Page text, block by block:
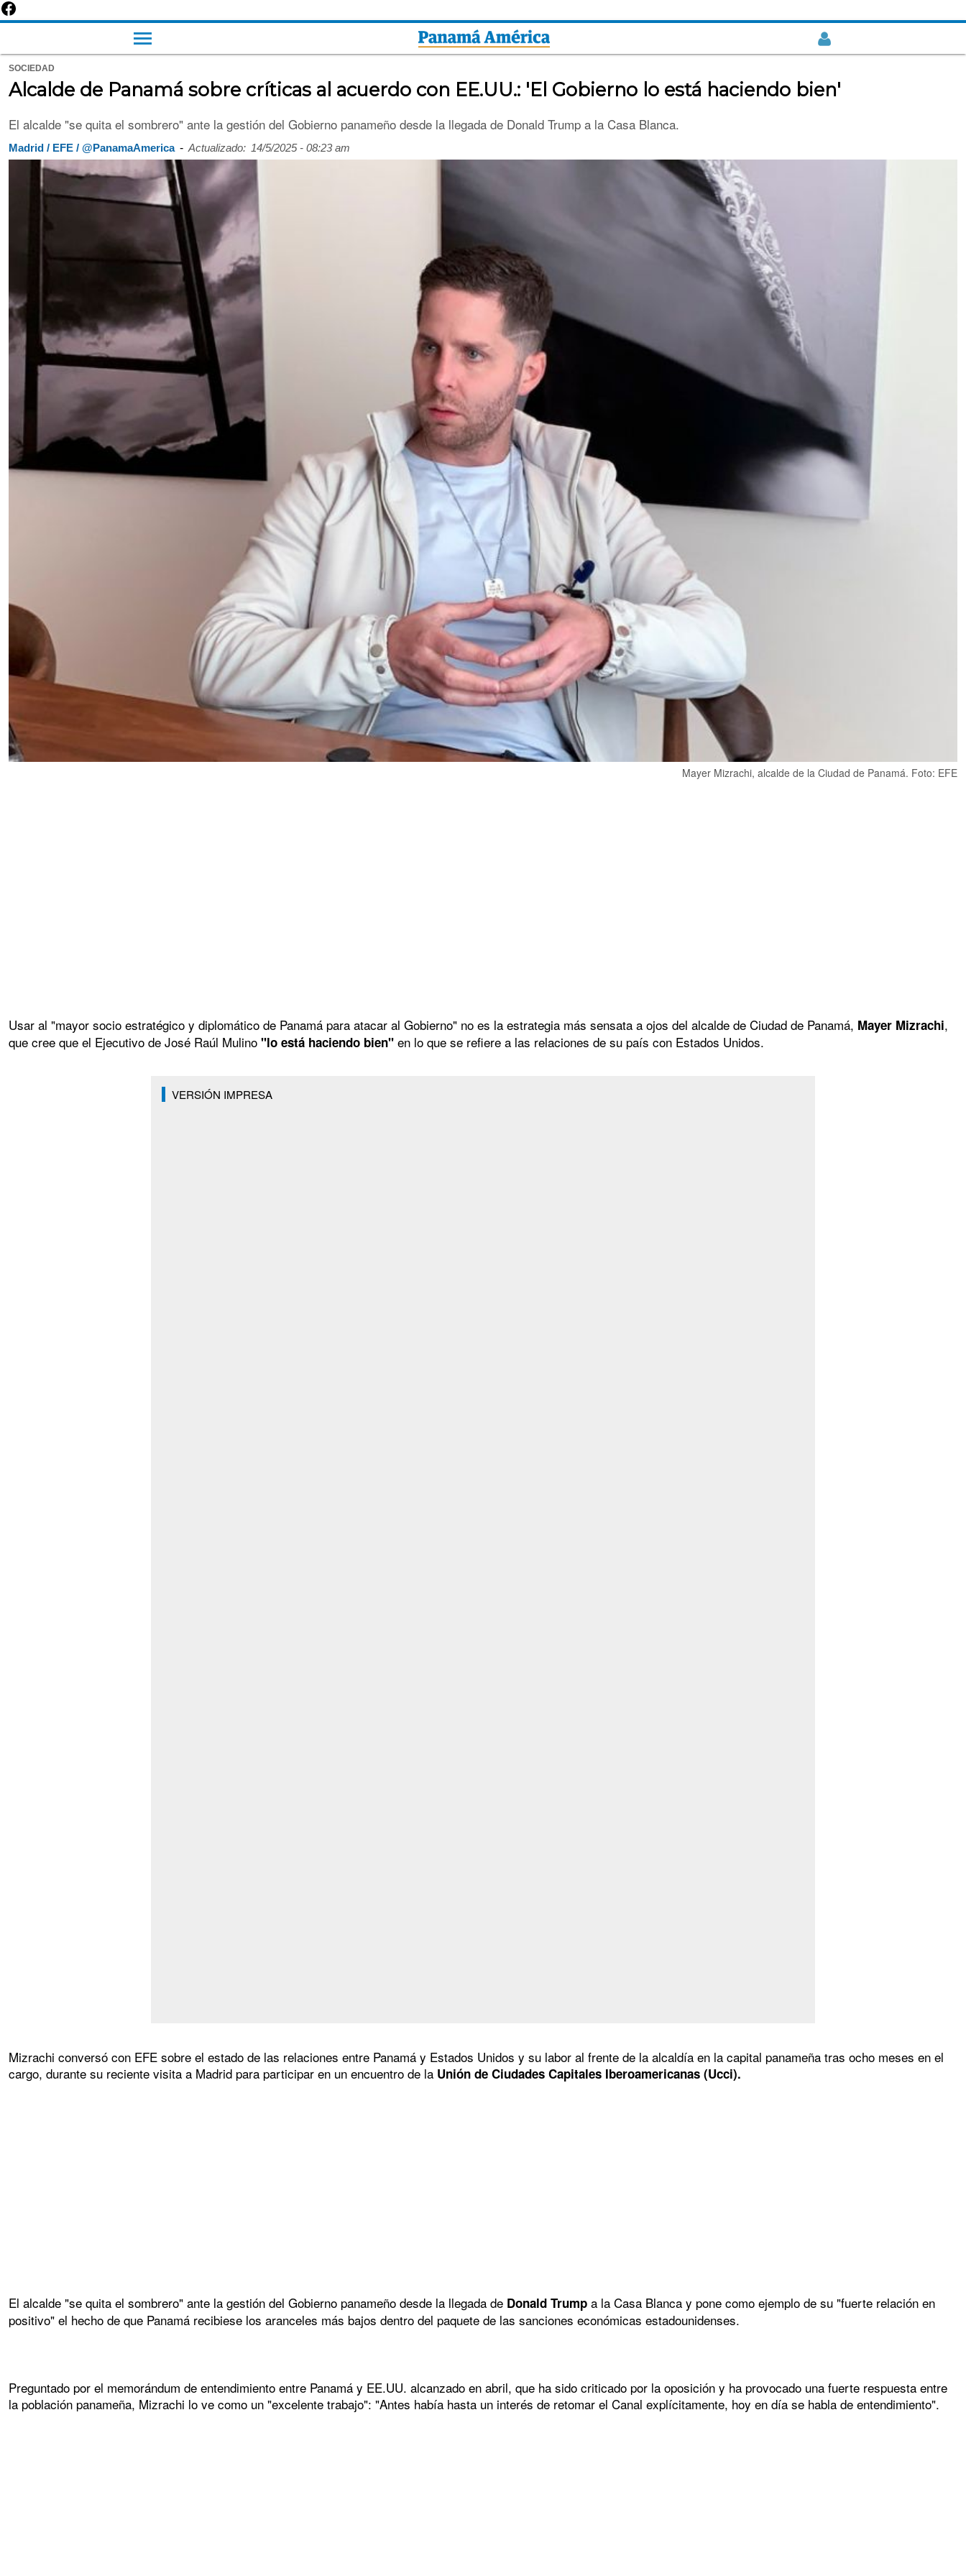
SOCIEDAD
Alcalde de Panamá sobre críticas al acuerdo con EE.UU.: 'El Gobierno lo está haciendo bien'
El alcalde "se quita el sombrero" ante la gestión del Gobierno panameño desde la llegada de Donald Trump a la Casa Blanca.
Madrid / EFE / @PanamaAmerica - Actualizado: 14/5/2025 - 08:23 am
Mayer Mizrachi, alcalde de la Ciudad de Panamá. Foto: EFE
Usar al "mayor socio estratégico y diplomático de Panamá para atacar al Gobierno" no es la estrategia más sensata a ojos del alcalde de Ciudad de Panamá, Mayer Mizrachi,
que cree que el Ejecutivo de José Raúl Mulino "lo está haciendo bien" en lo que se refiere a las relaciones de su país con Estados Unidos.
VERSIÓN IMPRESA
Mizrachi conversó con EFE sobre el estado de las relaciones entre Panamá y Estados Unidos y su labor al frente de la alcaldía en la capital panameña tras ocho meses en el
cargo, durante su reciente visita a Madrid para participar en un encuentro de la Unión de Ciudades Capitales Iberoamericanas (Ucci).
El alcalde "se quita el sombrero" ante la gestión del Gobierno panameño desde la llegada de Donald Trump a la Casa Blanca y pone como ejemplo de su "fuerte relación en
positivo" el hecho de que Panamá recibiese los aranceles más bajos dentro del paquete de las sanciones económicas estadounidenses.
Preguntado por el memorándum de entendimiento entre Panamá y EE.UU. alcanzado en abril, que ha sido criticado por la oposición y ha provocado una fuerte respuesta entre
la población panameña, Mizrachi lo ve como un "excelente trabajo": "Antes había hasta un interés de retomar el Canal explícitamente, hoy en día se habla de entendimiento".